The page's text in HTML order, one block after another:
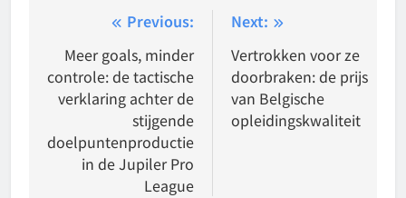
navigation
Previous:
Meer goals, minder
controle: de tactische
verklaring achter de
stijgende
doelpuntenproductie
in de Jupiler Pro
League
Next:
Vertrokken voor ze
doorbraken: de prijs
van Belgische
opleidingskwaliteit